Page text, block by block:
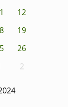
12
19
26
2